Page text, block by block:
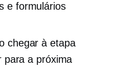
e formulários
chegar à etapa
para a próxima